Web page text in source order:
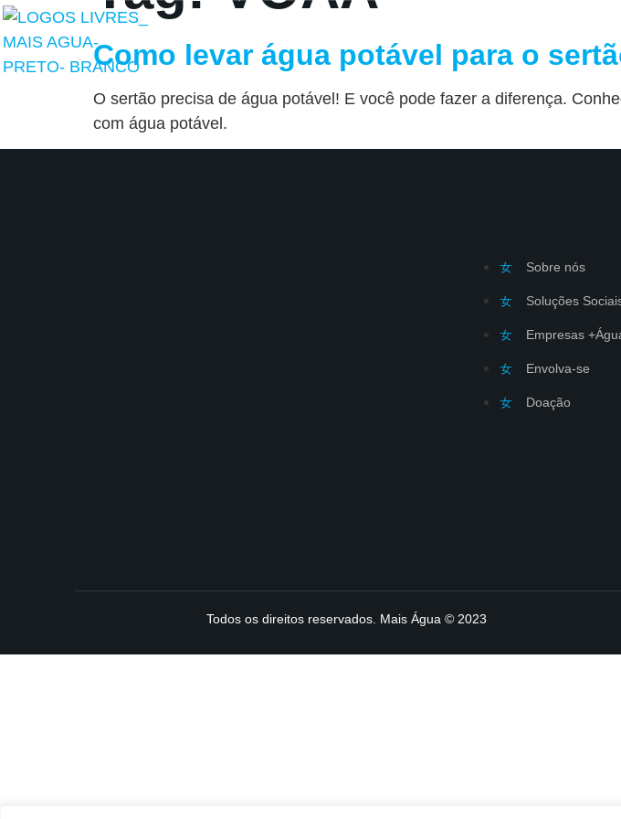
Como levar água potável para o
O sertão precisa de água potável! E você pode fazer a diferença.
com água potável.
Sobre nós
Soluções
Empresas
Envolva-se
Doação
Todos os direitos reservados. Mais Água © 2023